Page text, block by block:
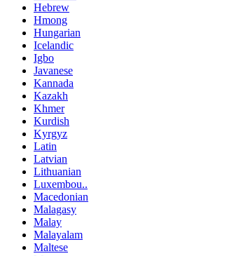
Hebrew
Hmong
Hungarian
Icelandic
Igbo
Javanese
Kannada
Kazakh
Khmer
Kurdish
Kyrgyz
Latin
Latvian
Lithuanian
Luxembou..
Macedonian
Malagasy
Malay
Malayalam
Maltese